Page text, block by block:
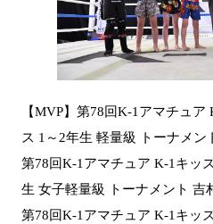
【MVP】第78回K-1アマチュ
ス 1～2年生 軽量級 トーナメ
第78回K-1アマチュア K-1キッ
生 女子軽量級 トーナメント 吉
第78回K-1アマチュア K-1キッ